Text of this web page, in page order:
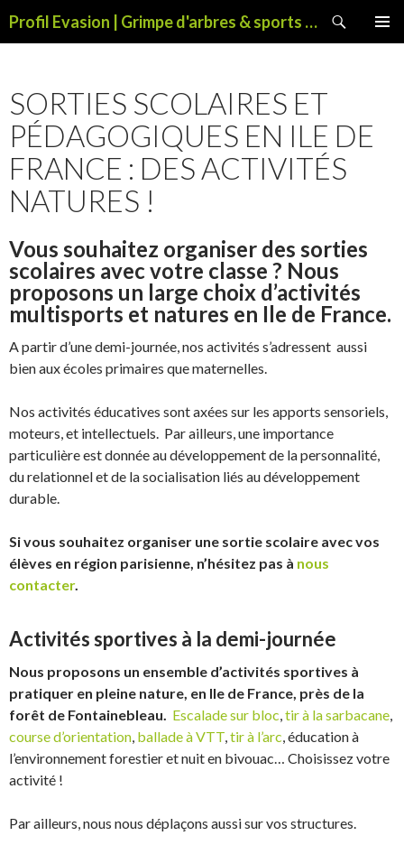
Profil Evasion | Grimpe d'arbres & sports de pleine nature
SORTIES SCOLAIRES ET
PÉDAGOGIQUES EN ILE DE
FRANCE : DES ACTIVITÉS
NATURES !
Vous souhaitez organiser des sorties
scolaires avec votre classe ? Nous
proposons un large choix d’activités
multisports et natures en Ile de France.
A partir d’une demi-journée, nos activités s’adressent aussi
bien aux écoles primaires que maternelles.
Nos activités éducatives sont axées sur les apports sensoriels,
moteurs, et intellectuels. Par ailleurs, une importance
particulière est donnée au développement de la personnalité,
du relationnel et de la socialisation liés au développement
durable.
Si vous souhaitez organiser une sortie scolaire avec vos
élèves en région parisienne, n’hésitez pas à nous
contacter.
Activités sportives à la demi-journée
Nous proposons un ensemble d’activités sportives à
pratiquer en pleine nature, en Ile de France, près de la
forêt de Fontainebleau. Escalade sur bloc,tir à la sarbacane,
course d’orientation, ballade à VTT,tir à l’arc, éducation à
l’environnement forestier et nuit en bivouac… Choisissez votre
activité !
Par ailleurs, nous nous déplaçons aussi sur vos structures.